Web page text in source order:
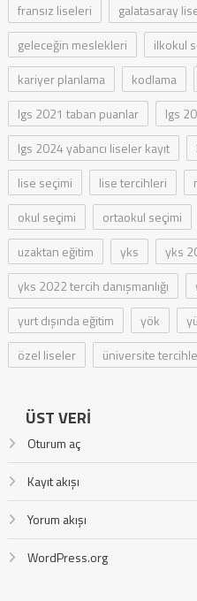
fransız liseleri
galatasaray
geleceğin meslekleri
ilkokul
kariyer planlama
kodlama
lgs 2021 taban puanlar
lgs
lgs 2024 yabancı liseler kayıt
lise seçimi
lise tercihleri
okul seçimi
ortaokul seçimi
uzaktan eğitim
yks yks
yks 2022 tercih danışmanlığı
yurt dışında eğitim
yök
özel liseler
üniversite
ÜST VERI
Oturum aç
Kayıt akışı
Yorum akışı
WordPress.org